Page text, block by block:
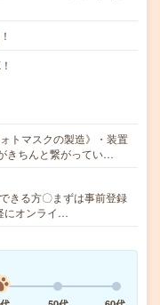
トマスクの製造》・装置
きちんと繋がってい…
きる方〇まずは事前登録
にオンライ…